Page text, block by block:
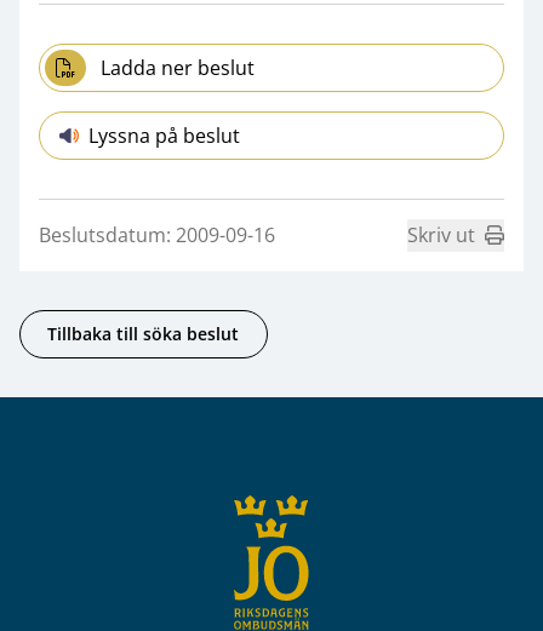
Ladda ner beslut
Lyssna på beslut
Beslutsdatum: 2009-09-16 Skriv ut
Tillbaka till söka beslut